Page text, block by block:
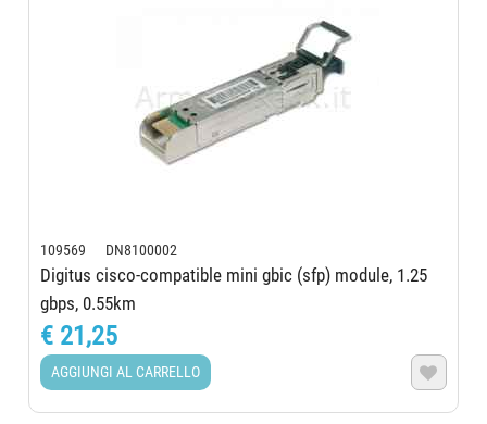
109569 DN8100002
Digitus cisco-compatible mini gbic (sfp) module, 1.25
gbps, 0.55km
€ 21,25
AGGIUNGI AL CARRELLO 